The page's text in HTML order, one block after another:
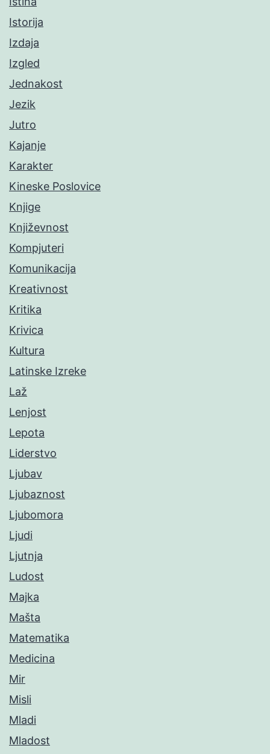
Istorija
Izdaja
Izgled
Jednakost
Jezik
Jutro
Kajanje
Karakter
Kineske Poslovice
Knjige
Književnost
Kompjuteri
Komunikacija
Kreativnost
Kritika
Krivica
Kultura
Latinske Izreke
Laž
Lenjost
Lepota
Liderstvo
Ljubav
Ljubaznost
Ljubomora
Ljudi
Ljutnja
Ludost
Majka
Mašta
Matematika
Medicina
Mir
Misli
Mladi
Mladost